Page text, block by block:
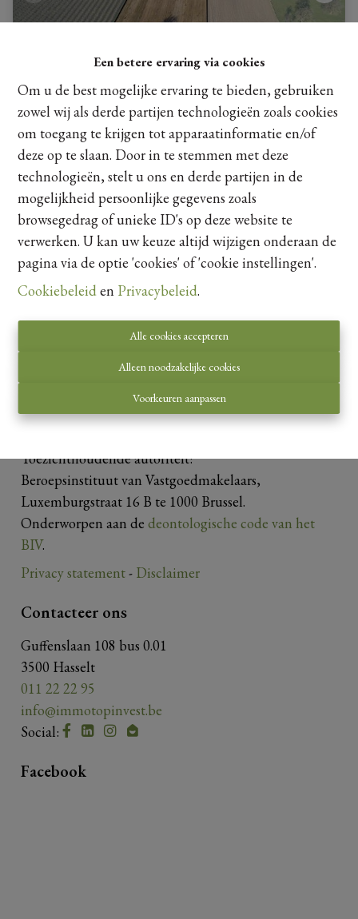
Een betere ervaring via cookies
Om u de best mogelijke ervaring te bieden, gebruiken
zowel wij als derde partijen technologieën zoals cookies
om toegang te krijgen tot apparaatinformatie en/of
deze op te slaan. Door in te stemmen met deze
technologieën, stelt u ons en derde partijen in de
mogelijkheid persoonlijke gegevens zoals
browsegedrag of unieke ID's op deze website te
verwerken. U kan uw keuze altijd wijzigen onderaan de
pagina via de optie 'cookies' of 'cookie instellingen'.
Cookiebeleiden Privacybeleid.
Alle cookies accepteren
Alleen noodzakelijke cookies
Voorkeuren aanpassen
Boomgaard van 57A03CA in Kortessem
Leopold III-Straat , 3720 Kortessem|Ref: 18642
€ 55.000
Toezichthoudende autoriteit:
Beroepsinstituut van Vastgoedmakelaars,
Luxemburgstraat 16 B te 1000 Brussel.
Onderworpen aan de deontologische code van het
BIV.
Privacy statement- Disclaimer
Contacteer ons
Guffenslaan 108 bus 0.01
3500 Hasselt
011 22 22 95
info@immotopinvest.be
Social:
Facebook